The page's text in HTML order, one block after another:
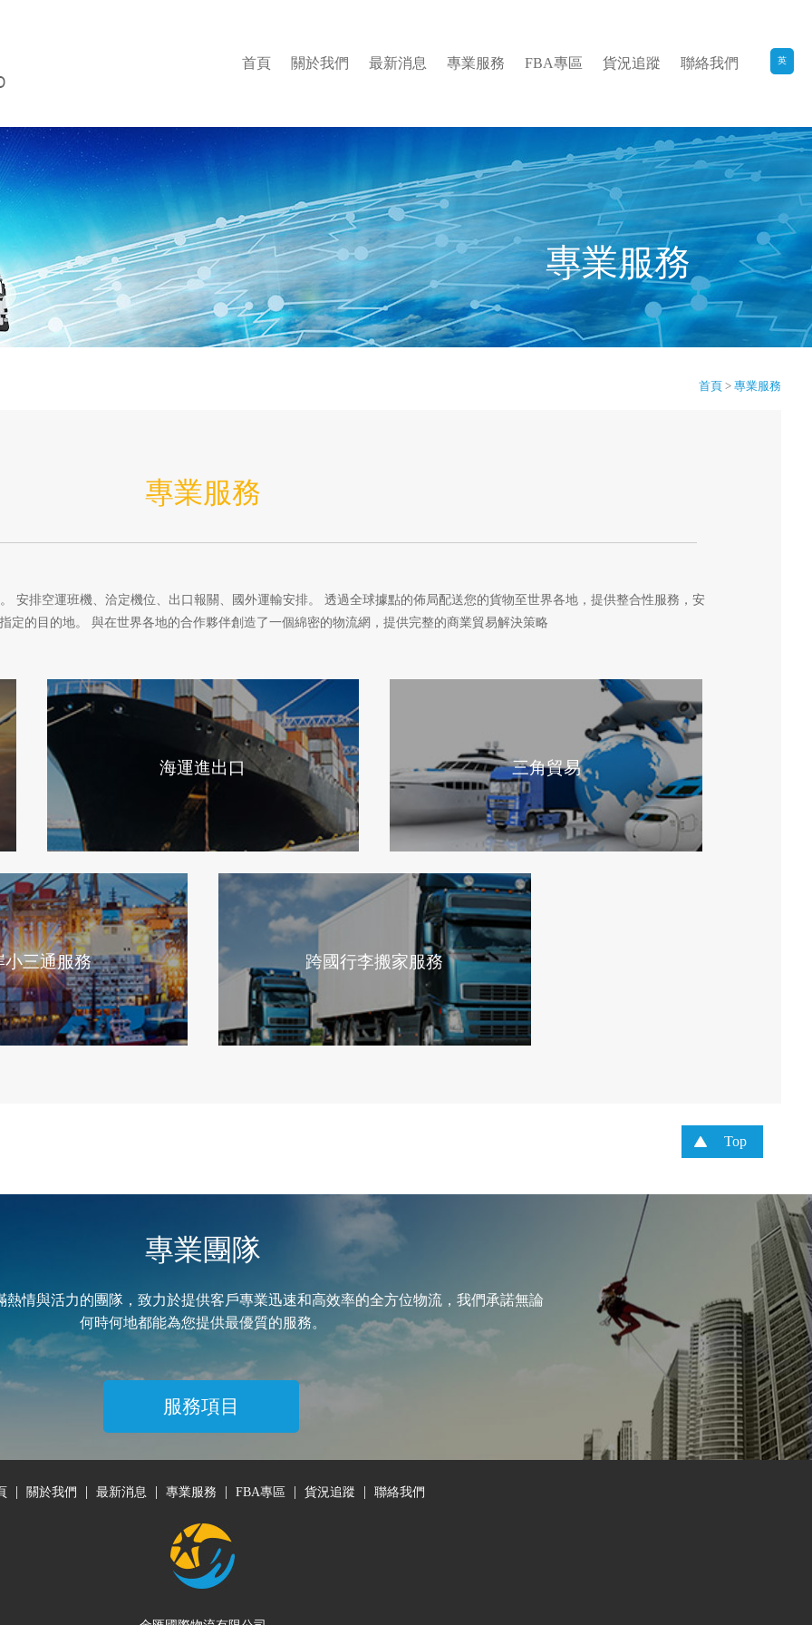
首頁 關於我們 最新消息 專業服務 FBA專區 貨況追蹤 聯絡我們 英
專業服務
首頁 >專業服務
專業服務
安排空運班機、洽定機位、出口報關、國外運輸安排。 透過全球據點的佈局配送您的貨物至世界各地，提供整合性服務，安
定的目的地。 與在世界各地的合作夥伴創造了一個綿密的物流網，提供完整的商業貿易解決策略
海運進出口 三角貿易
小三通服務 跨國行李搬家服務
Top
專業團隊
熱情與活力的團隊，致力於提供客戶專業迅速和高效率的全方位物流，我們承諾無論
何時何地都能為您提供最優質的服務。
服務項目
| 關於我們 | 最新消息 | 專業服務 | FBA專區 | 貨況追蹤 | 聯絡我們